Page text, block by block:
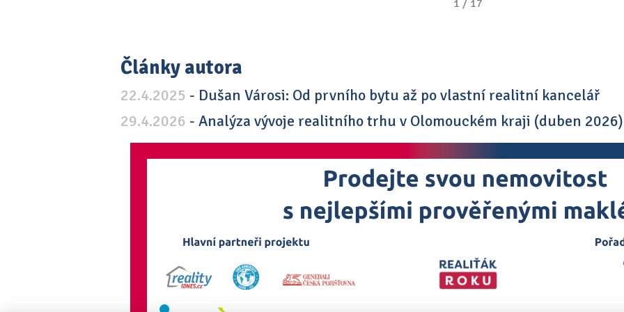
1 / 17
Články autora
22.4.2025 - Dušan Városi: Od prvního bytu až po vlastní realitní kancelář
29.4.2026 - Analýza vývoje realitního trhu v Olomouckém kraji (duben